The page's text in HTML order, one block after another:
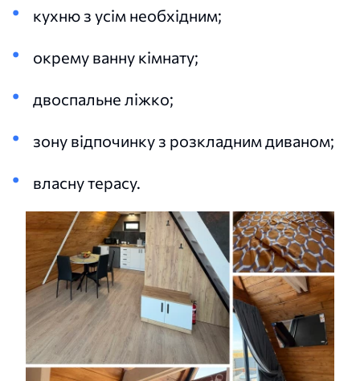
кухню з усім необхідним;
окрему ванну кімнату;
двоспальне ліжко;
зону відпочинку з розкладним диваном;
власну терасу.